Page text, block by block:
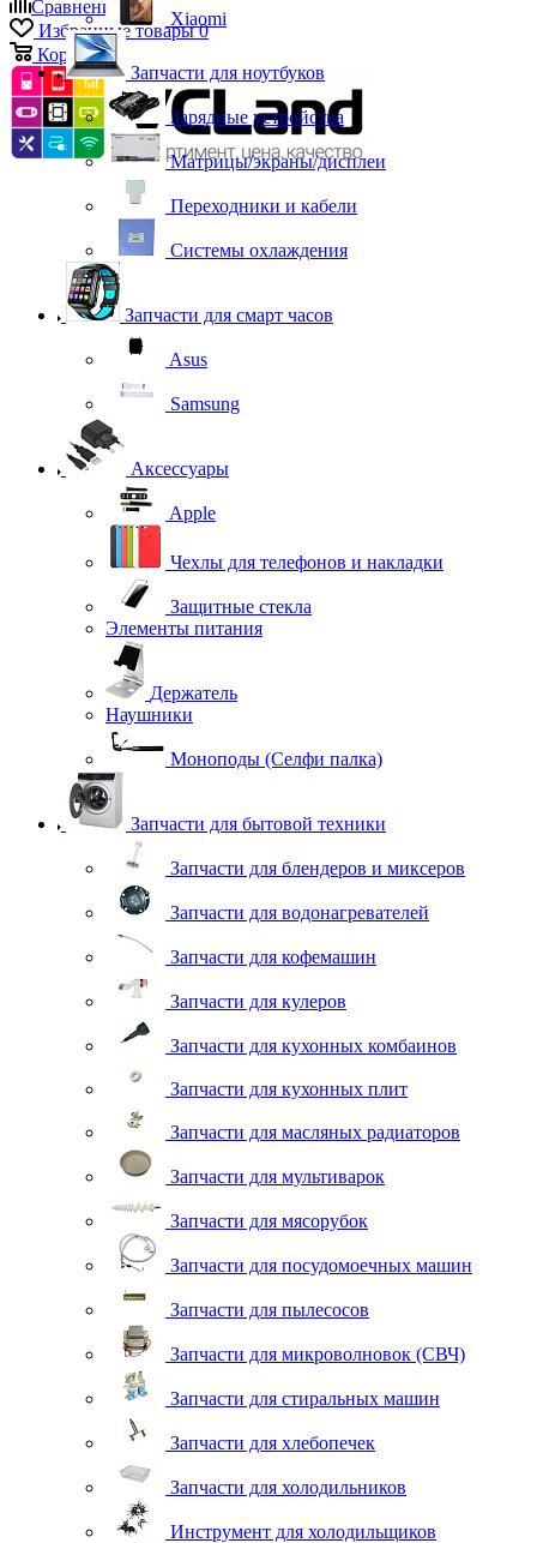
Сравнение
0
Избранные товары 0
Корзина 0
Xiaomi
Запчасти для ноутбуков
Зарядные устройства
Матрицы/экраны/дисплеи
Переходники и кабели
Системы охлаждения
Запчасти для смарт часов
Asus
Samsung
Аксессуары
Apple
Чехлы для телефонов и накладки
Защитные стекла
Элементы питания
Держатель
Наушники
Моноподы (Селфи палка)
Запчасти для бытовой техники
Запчасти для блендеров и миксеров
Запчасти для водонагревателей
Запчасти для кофемашин
Запчасти для кулеров
Запчасти для кухонных комбаинов
Запчасти для кухонных плит
Запчасти для масляных радиаторов
Запчасти для мультиварок
Запчасти для мясорубок
Запчасти для посудомоечных машин
Запчасти для пылесосов
Запчасти для микроволновок (СВЧ)
Запчасти для стиральных машин
Запчасти для хлебопечек
Запчасти для холодильников
Инструмент для холодильщиков